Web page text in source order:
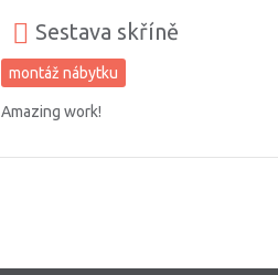
Sestava skříně
montáž nábytku
Amazing work!